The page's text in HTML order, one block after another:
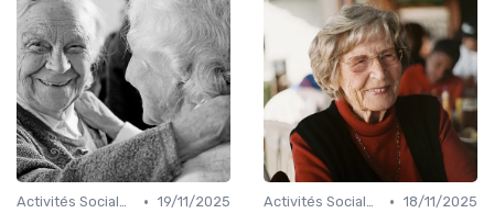
Activités Sociales et Loisirs • 19/11/2025
Activités Sociales et Loisirs • 18/11/2025